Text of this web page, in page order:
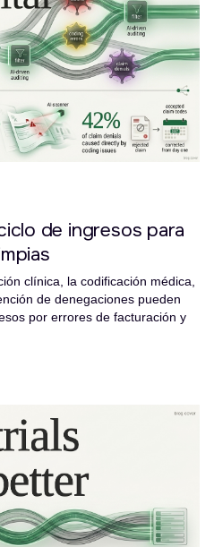
de ingresos para
clínica, la codificación médica,
de denegaciones pueden
por errores de facturación y